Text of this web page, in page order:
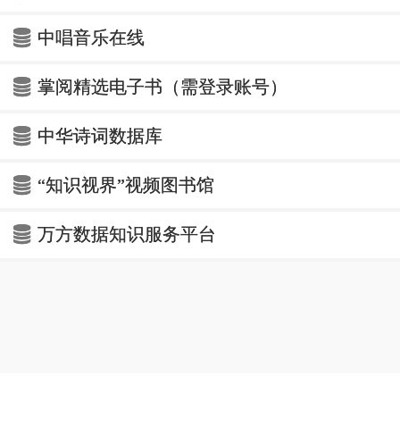
中唱音乐在线
掌阅精选电子书（需登录账号）
中华诗词数据库
“知识视界”视频图书馆
万方数据知识服务平台